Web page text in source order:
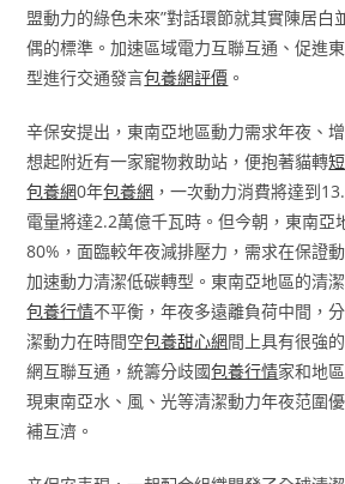
盟動力的綠色未來”對話環節就其實陳居白
偶的標準。加速區域電力互聯互通、促進
型進行交通發言包養網評價 。
辛保安提出，東南亞地區動力需求年夜、
想起附近有一家寵物救助站，便抱著貓轉
包養網0年包養網 ，一次動力消費將達到
電量將達2.2萬億千瓦時。但今朝，東南亞
80%，面臨較年夜減排壓力，需求在保證
加速動力清潔低碳轉型。東南亞地區的清
包養行情不平衡，年夜多遠離負荷中間，
潔動力在時間空包養甜心網間上具有很強
網互聯互通，統籌分歧國包養行情家和地
現東南亞水、風、光等清潔動力年夜范圍
補互濟。